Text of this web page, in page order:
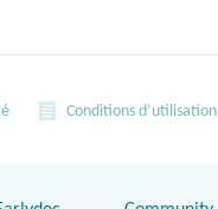
Conditions d’utilisation